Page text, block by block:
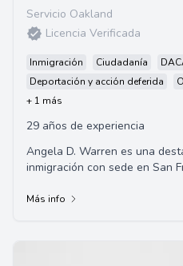
Servicio Oakland
Licencia Verificada
Inmigración Ciudadanía
Deportación y acción deferida
+ 1 más
29 años de experiencia
Angela D. Warren es una
inmigración con sede en San
Más info